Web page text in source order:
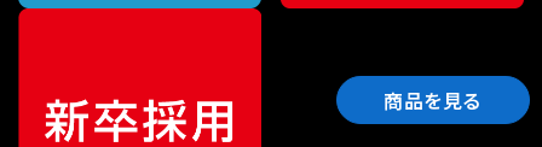
商品を見る